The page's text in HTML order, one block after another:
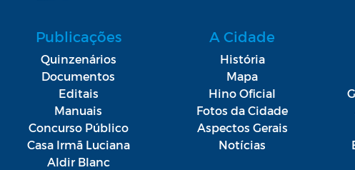
Publicações
Quinzenários
Documentos
Editais
Manuais
Concurso Público
Casa Irmã Luciana
Aldir Blanc
A Cidade
História
Mapa
Hino Oficial
Fotos da Cidade
Aspectos Gerais
Notícias